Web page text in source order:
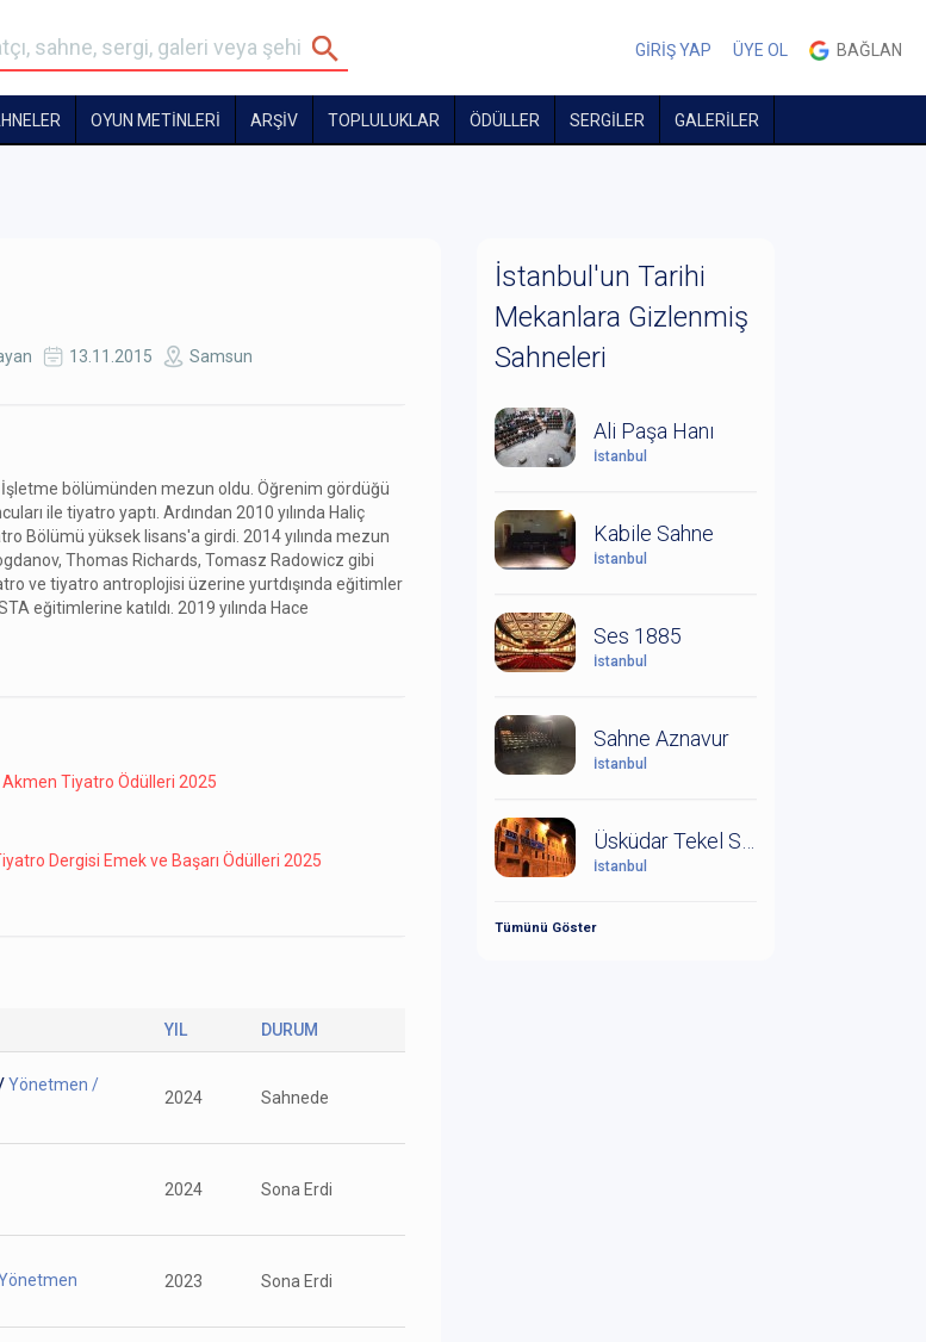
GİRİŞ YAP ÜYE OL BAĞLAN
OYUN METİNLERİ ARŞİV TOPLULUKLAR ÖDÜLLER SERGİLER GALERİLER
13.11.2015 Samsun
İşletme bölümünden mezun oldu. Öğrenim gördüğü
ile tiyatro yaptı. Ardından 2010 yılında Haliç
Bölümü yüksek lisans'a girdi. 2014 yılında mezun
Thomas Richards, Tomasz Radowicz gibi
ve tiyatro antroplojisi üzerine yurtdışında eğitimler
eğitimlerine katıldı. 2019 yılında Hace
Tiyatro Ödülleri 2025
Dergisi Emek ve Başarı Ödülleri 2025
YIL DURUM
Yönetmen /
2024 Sahnede
2024 Sona Erdi
2023 Sona Erdi
İstanbul'un Tarihi
Mekanlara Gizlenmiş
Sahneleri
Ali Paşa Hanı
İstanbul
Kabile Sahne
İstanbul
Ses 1885
İstanbul
Sahne Aznavur
İstanbul
İstanbul
Tümünü Göster